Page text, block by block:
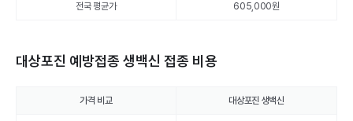
전국 평균가 605,000원
대상포진 예방접종 생백신 접종 비용
가격 비교 대상포진 생백신